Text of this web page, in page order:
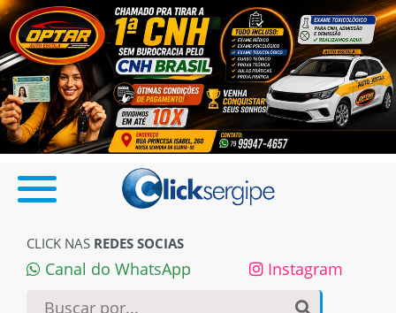
CLICK NAS REDES SOCIAS
Canal do WhatsApp Instagram